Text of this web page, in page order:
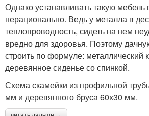
Однако устанавливать такую
нерационально. Ведь у металла в
теплопроводность, сидеть на нем
вредно для здоровья. Поэтому
строить по формуле: металлический
деревянное сиденье со спинкой.
Схема скамейки из профильной
мм и деревянного бруса 60х30 мм.